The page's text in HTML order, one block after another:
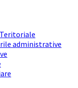
administrative